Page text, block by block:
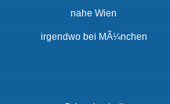
nahe Wien
irgendwo bei MÃ¼nchen